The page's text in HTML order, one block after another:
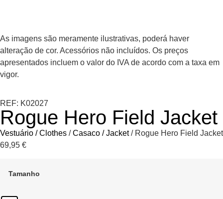
As imagens são meramente ilustrativas, poderá haver
alteração de cor. Acessórios não incluídos. Os preços
apresentados incluem o valor do IVA de acordo com a taxa em
vigor.
REF: K02027
Rogue Hero Field Jacket
Vestuário / Clothes /Casaco / Jacket/ Rogue Hero Field Jacket
69,95 €
Tamanho